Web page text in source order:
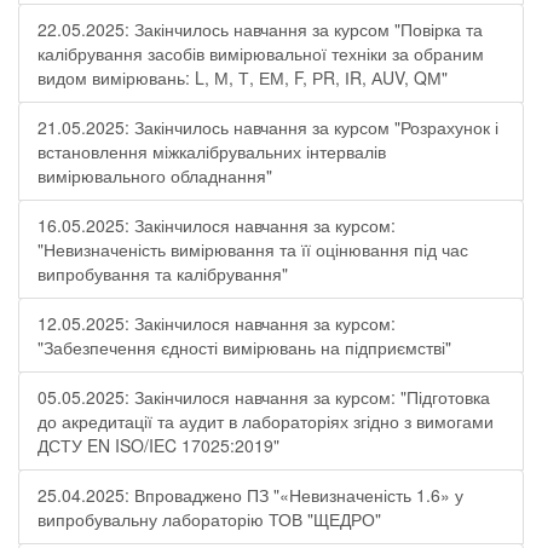
22.05.2025: Закінчилось навчання за курсом "Повірка та
калібрування засобів вимірювальної техніки за обраним
видом вимірювань: L, М, Т, ЕМ, F, РR, ІR, АUV, QМ"
21.05.2025: Закінчилось навчання за курсом "Розрахунок і
встановлення міжкалібрувальних інтервалів
вимірювального обладнання"
16.05.2025: Закінчилося навчання за курсом:
"Невизначеність вимірювання та її оцінювання під час
випробування та калібрування"
12.05.2025: Закінчилося навчання за курсом:
"Забезпечення єдності вимірювань на підприємстві"
05.05.2025: Закінчилося навчання за курсом: "Підготовка
до акредитації та аудит в лабораторіях згідно з вимогами
ДСТУ EN ISO/IEC 17025:2019"
25.04.2025: Впроваджено ПЗ "«Невизначеність 1.6» у
випробувальну лабораторію ТОВ "ЩЕДРО"